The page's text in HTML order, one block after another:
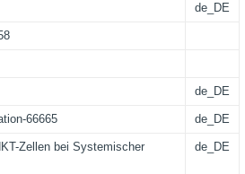
de_DE
de_DE
66665 de_DE
Zellen bei Systemischer
de_DE